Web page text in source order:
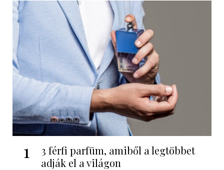
1
3 férfi parfüm, amiből a legtöbbet
adják el a világon